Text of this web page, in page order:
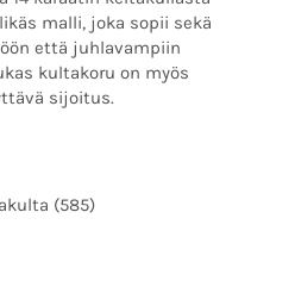
malli, joka sopii sekä
että juhlavampiin
kultakoru on myös
sijoitus.
(585)